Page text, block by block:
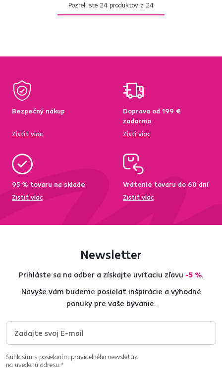
Pozreli ste 24 produktov z 24
Bezpečný nákup
Zistiť viac
Doprava od 199 €
zadarmo
Zisti viac
95 % tovaru na sklade
Zistiť viac
Vrátenie tovaru do 60 dní
Zistiť viac
Newsletter
Prihláste sa na odber a získajte uvítaciu zľavu -5 %.
Navyše vám budeme posielať inšpirácie a výhodné
ponuky pre vaše bývanie.
Súhlasím s posielaním pravidelného newslettra
na uvedenú adresu.*